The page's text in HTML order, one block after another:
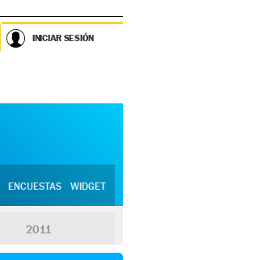
INICIAR SESIÓN
ENCUESTAS WIDGET
2011